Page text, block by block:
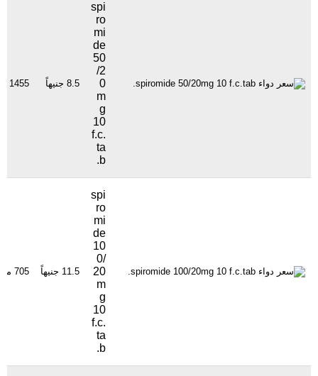
spi
ro
mi
de
50
/2
0
m
g
10
f.c.
ta
b.
8.5 جنيهاً 1455 مشاهدة
spi
ro
mi
de
10
0/
20
m
g
10
f.c.
ta
b.
11.5 جنيهاً 705 مشاهدة